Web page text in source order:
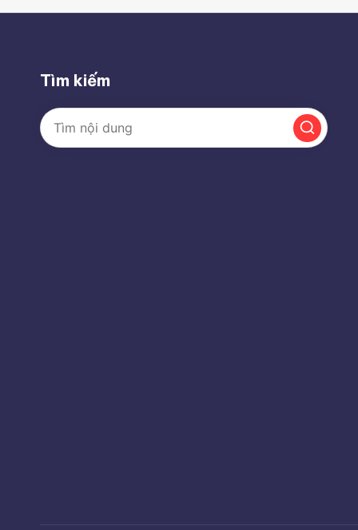
Tìm kiếm